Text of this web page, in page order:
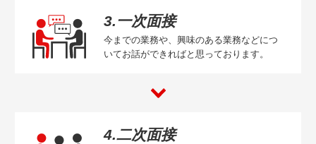
3.一次面接
今までの業務や、興味のある業務などにつ
いてお話ができればと思っております。
4.二次面接